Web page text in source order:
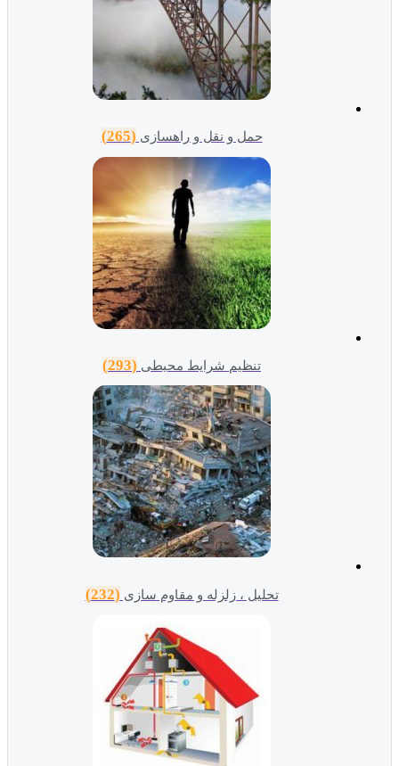
حمل و نقل و راهسازی (265)
تنظیم شرایط محیطی (293)
تحلیل ، زلزله و مقاوم سازی (232)